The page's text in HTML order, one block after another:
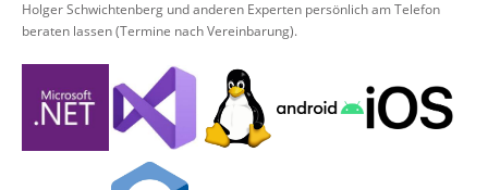
Holger Schwichtenberg und anderen Experten persönlich am Telefon
beraten lassen (Termine nach Vereinbarung).